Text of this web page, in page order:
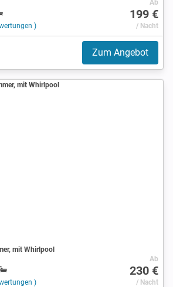
)
Ab
199 €
/ Nacht
Zum Angebot
mit Whirlpool
)
Ab
230 €
/ Nacht